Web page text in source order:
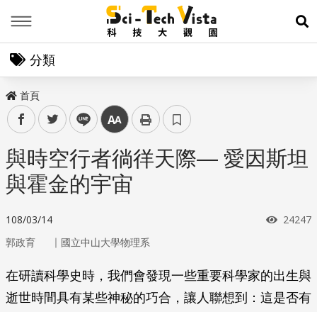
展
分類
首頁
facebooktwitter line 中
與時空行者徜徉天際— 愛因斯坦
與霍金的宇宙
108/03/14 瀏覽次
24247
郭政育 ｜ 國立中山大學物理系
在研讀科學史時，我們會發現一些重要科學家的出生與
逝世時間具有某些神秘的巧合，讓人聯想到：這是否有